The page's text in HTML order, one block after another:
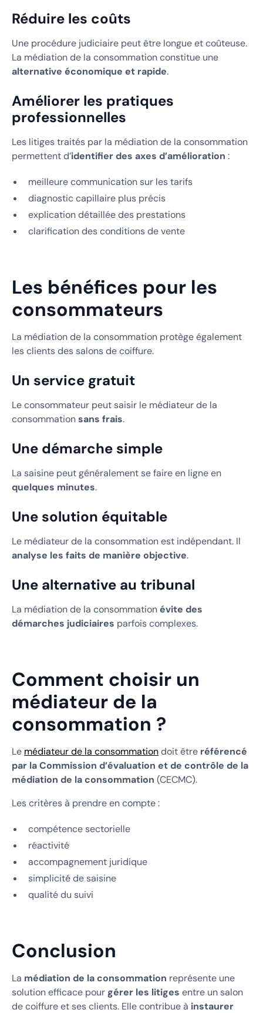
Réduire les coûts
Une procédure judiciaire peut être longue et coûteuse.
La médiation de la consommation constitue une
alternative économique et rapide.
Améliorer les pratiques
professionnelles
Les litiges traités par la médiation de la consommation
permettent d’identifier des axes d’amélioration :
meilleure communication sur les tarifs
diagnostic capillaire plus précis
explication détaillée des prestations
clarification des conditions de vente
Les bénéfices pour les
consommateurs
La médiation de la consommation protège également
les clients des salons de coiffure.
Un service gratuit
Le consommateur peut saisir le médiateur de la
consommationsans frais.
Une démarche simple
La saisine peut généralement se faire en ligne en
quelques minutes.
Une solution équitable
Le médiateur de la consommation est indépendant. Il
analyse les faits de manière objective.
Une alternative au tribunal
La médiation de la consommationévite des
démarches judiciaires parfois complexes.
Comment choisir un
médiateur de la
consommation ?
Le médiateur de la consommationdoit être référencé
par la Commission d’évaluation et de contrôle de la
médiation de la consommation (CECMC).
Les critères à prendre en compte :
compétence sectorielle
réactivité
accompagnement juridique
simplicité de saisine
qualité du suivi
Conclusion
La médiation de la consommation représente une
solution efficace pour gérer les litiges entre un salon
de coiffure et ses clients. Elle contribue à instaurer